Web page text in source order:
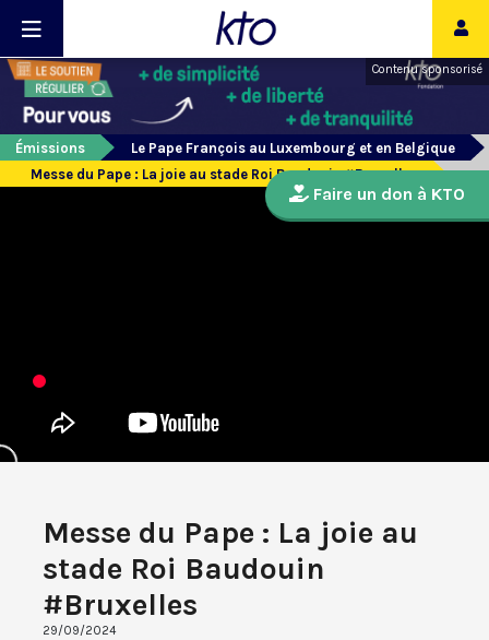
Contenu sponsorisé
Émissions
Le Pape François au Luxembourg et en Belgique
Messe du Pape : La joie au stade Roi Baudouin #Bruxelles
Messe du Pape : La joie au
stade Roi Baudouin
#Bruxelles
29/09/2024
Faire un don à KTO